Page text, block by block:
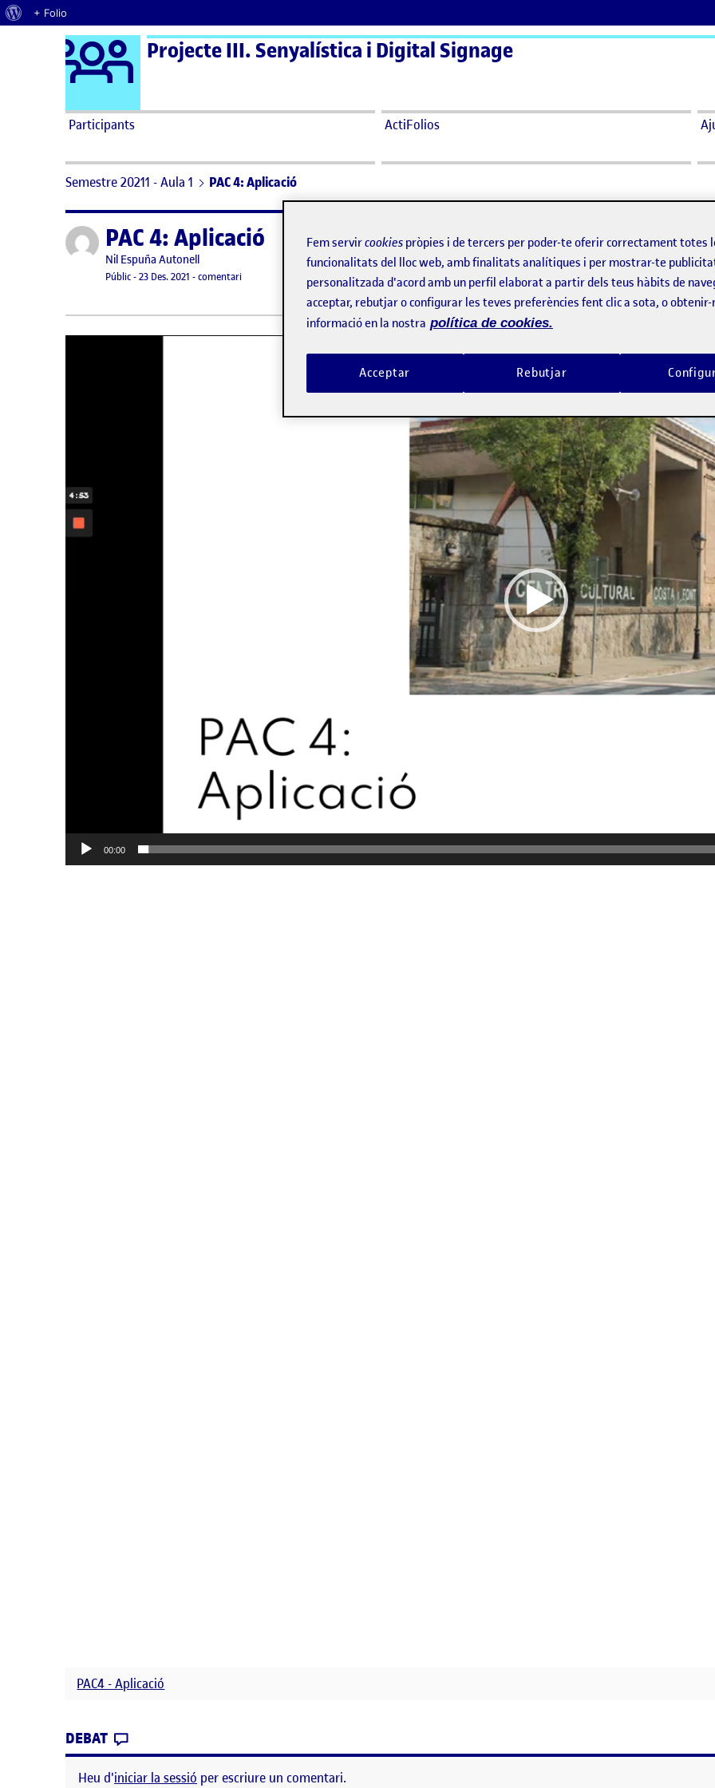
Quant al WordPress
+ Folio
Saltar al contingut Logo Ágora
Projecte III. Senyalística i Digital Signage
Participants ActiFolios
Semestre 20211 - Aula 1 PAC 4: Aplicació
Publicat perPAC 4: Aplicació
Publicat per
Nil Espuña Autonell
Visibilitat:
Públic-Data de publicació
23 Des. 2021 -comentariel PAC 4: Aplicació
00:00
PAC4 - Aplicació
DEBAT
Heu d'iniciar la sessió per escriure un comentari.
Fem servircookies pròpies i de tercers per poder-te oferir correctament totes
funcionalitats del lloc web, amb finalitats analítiques i per mostrar-te
personalitzada d'acord amb un perfil elaborat a partir dels teus hàbits de
acceptar, rebutjar o configurar les teves preferències fent clic a sota, o obtenir-
informació en la nostra política de cookies.
Rebutjar
Acceptar